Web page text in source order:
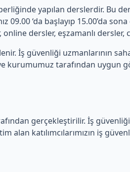
yapılan derslerdir. Bu
‘da başlayıp 15.00’da
dersler, eşzamanlı dersler,
İş güvenliği uzmanlarının
kurumumuz tarafından uygun
gerçekleştirilir. İş
alan katılımcılarımızın iş